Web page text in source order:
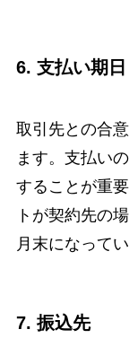
6. 支払い期日
取引先との合
ます。支払い
することが重
トが契約先の
月末になって
7. 振込先